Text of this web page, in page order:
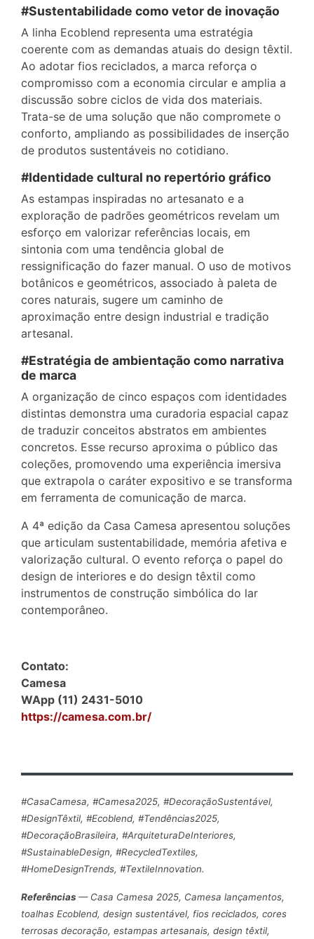
#Sustentabilidade como vetor de inovação
A linha Ecoblend representa uma estratégia
coerente com as demandas atuais do design têxtil.
Ao adotar fios reciclados, a marca reforça o
compromisso com a economia circular e amplia a
discussão sobre ciclos de vida dos materiais.
Trata-se de uma solução que não compromete o
conforto, ampliando as possibilidades de inserção
de produtos sustentáveis no cotidiano.
#Identidade cultural no repertório gráfico
As estampas inspiradas no artesanato e a
exploração de padrões geométricos revelam um
esforço em valorizar referências locais, em
sintonia com uma tendência global de
ressignificação do fazer manual. O uso de motivos
botânicos e geométricos, associado à paleta de
cores naturais, sugere um caminho de
aproximação entre design industrial e tradição
artesanal.
#Estratégia de ambientação como narrativa
de marca
A organização de cinco espaços com identidades
distintas demonstra uma curadoria espacial capaz
de traduzir conceitos abstratos em ambientes
concretos. Esse recurso aproxima o público das
coleções, promovendo uma experiência imersiva
que extrapola o caráter expositivo e se transforma
em ferramenta de comunicação de marca.
A 4ª edição da Casa Camesa apresentou soluções
que articulam sustentabilidade, memória afetiva e
valorização cultural. O evento reforça o papel do
design de interiores e do design têxtil como
instrumentos de construção simbólica do lar
contemporâneo.
Contato:
Camesa
WApp (11) 2431-5010
https://camesa.com.br/
#CasaCamesa, #Camesa2025, #DecoraçãoSustentável,
#DesignTêxtil, #Ecoblend, #Tendências2025,
#DecoraçãoBrasileira, #ArquiteturaDeInteriores,
#SustainableDesign, #RecycledTextiles,
#HomeDesignTrends, #TextileInnovation.
Referências — Casa Camesa 2025, Camesa lançamentos,
toalhas Ecoblend, design sustentável, fios reciclados, cores
terrosas decoração, estampas artesanais, design têxtil,